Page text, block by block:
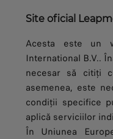
Site oficial
Acesta este un
International B.V..
necesar să citiți
asemenea, este
condiții specifice
aplică serviciilor
În Uniunea